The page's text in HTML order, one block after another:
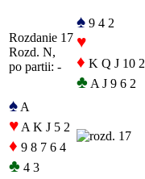
Rozdanie 17
Rozd. N,
po partii: -
♠ 9 4 2
♥
♦ K Q J 10 2
♣ A J 9 6 2
♠ A
♥ A K J 5 2
♦ 9 8 7 6 4
♣ 4 3